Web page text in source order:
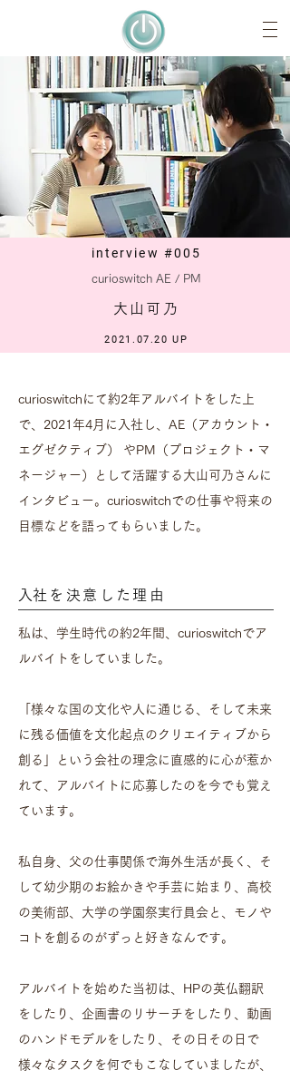
interview #005
​​curioswitch AE / PM
大山可乃
2021.07.20 UP
curioswitchにて約2年アルバイトをした上
で、2021年4月に入社し、AE（アカウント・
エグゼクティブ） やPM（プロジェクト・マ
ネージャー）として活躍する大山可乃さんに
インタビュー。curioswitchでの仕事や将来の
目標などを語ってもらいました。
​入社を決意した理由
私は、学生時代の約2年間、curioswitchでア
ルバイトをしていました。
「様々な国の文化や人に通じる、そして未来
に残る価値を文化起点のクリエイティブから
創る」という会社の理念に直感的に心が惹か
れて、アルバイトに応募したのを今でも覚え
ています。
私自身、父の仕事関係で海外生活が長く、そ
して幼少期のお絵かきや手芸に始まり、高校
の美術部、大学の学園祭実行員会と、モノや
コトを創るのがずっと好きなんです。
アルバイトを始めた当初は、HPの英仏翻訳
をしたり、企画書のリサーチをしたり、動画
のハンドモデルをしたり、その日その日で
様々なタスクを何でもこなしていましたが、